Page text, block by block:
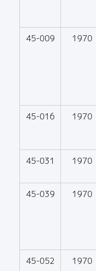
45-009 1970
45-016 1970
45-031 1970
45-039 1970
45-052 1970